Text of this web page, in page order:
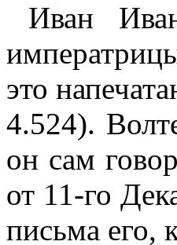
Иван
это
4.524).
он сам
от 11-го
письма его,